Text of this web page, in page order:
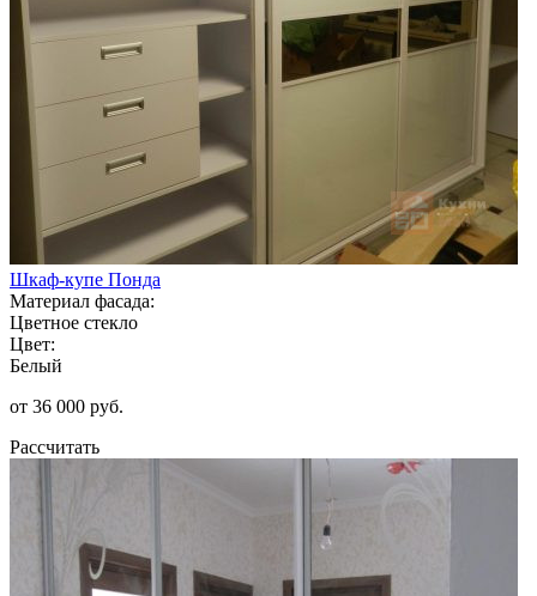
Шкаф-купе Понда
Материал фасада:
Цветное стекло
Цвет:
Белый
от 36 000 руб.
Рассчитать